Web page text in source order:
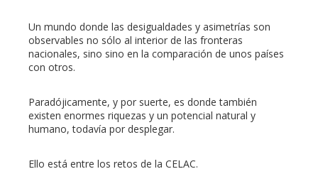
Un mundo donde las desigualdades y asimetrías son
observables no sólo al interior de las fronteras
nacionales, sino sino en la comparación de unos países
con otros.
Paradójicamente, y por suerte, es donde también
existen enormes riquezas y un potencial natural y
humano, todavía por desplegar.
Ello está entre los retos de la CELAC.